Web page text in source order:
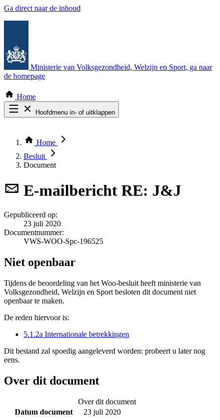
Ga direct naar de inhoud
Ministerie van Volksgezondheid, Welzijn en Sport, ga naar
de homepage
Home
Hoofdmenu in- of uitklappen
Thema COVID-19
Bekijk per bestuursorgaan
Home
Besluit
Document
E-mailbericht RE: J&J
Gepubliceerd op:
23 juli 2020
Documentnummer:
VWS-WOO-Spc-196525
Niet openbaar
Tijdens de beoordeling van het Woo-besluit heeft ministerie van
Volksgezondheid, Welzijn en Sport besloten dit document niet
openbaar te maken.
De reden hiervoor is:
5.1.2a Internationale betrekkingen
Dit bestand zal spoedig aangeleverd worden: probeert u later nog
eens.
Over dit document
Over dit document
Datum document
23 juli 2020